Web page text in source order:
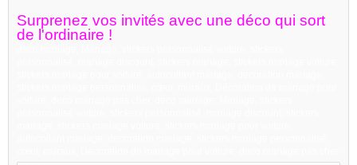
Surprenez vos invités avec une déco qui sort
de l'ordinaire !